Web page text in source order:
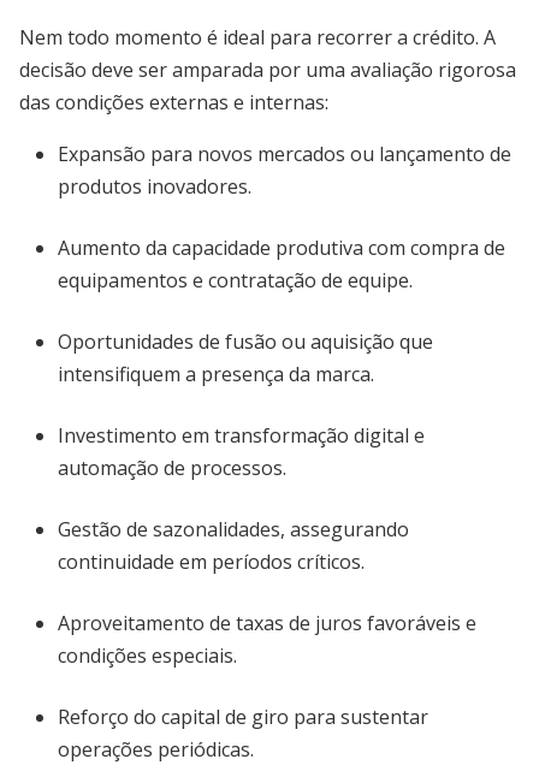
Nem todo momento é ideal para recorrer a crédito. A
decisão deve ser amparada por uma avaliação rigorosa
das condições externas e internas:
Expansão para novos mercados ou lançamento de
produtos inovadores.
Aumento da capacidade produtiva com compra de
equipamentos e contratação de equipe.
Oportunidades de fusão ou aquisição que
intensifiquem a presença da marca.
Investimento em transformação digital e
automação de processos.
Gestão de sazonalidades, assegurando
continuidade em períodos críticos.
Aproveitamento de taxas de juros favoráveis e
condições especiais.
Reforço do capital de giro para sustentar
operações periódicas.